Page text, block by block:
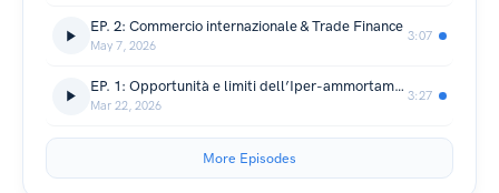
EP. 2: Commercio internazionale & Trade Finance
May 7, 2026
3:07
EP. 1: Opportunità e limiti dell’Iper-ammortamento 2026-2028
Mar 22, 2026
3:27
More Episodes